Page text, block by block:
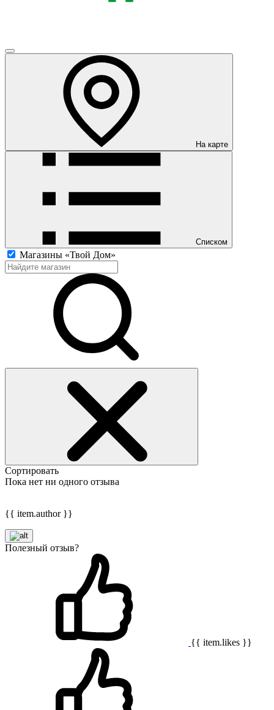
На карте
Списком
Магазины «Твой Дом»
Сортировать
Пока нет ни одного отзыва
{{ item.author }}
Полезный отзыв?
{{ item.likes }}